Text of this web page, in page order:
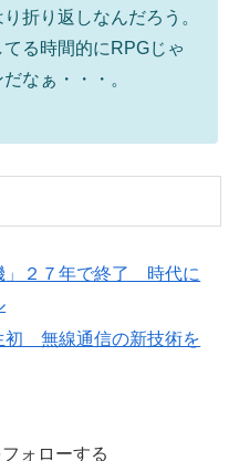
折り返しなんだろう。
る時間的にRPGじゃ
なぁ・・・。
」２７年で終了 時代に
初 無線通信の新技術を
ォローする